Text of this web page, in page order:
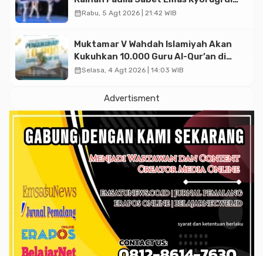
Asian Taekwondo Indonesia Open
calendar_monthRabu, 5 Agt 2026 | 21:42 WIB
Muktamar V Wahdah Islamiyah Akan
Kukuhkan 10.000 Guru Al-Qur’an di
Masjid Istiqlal
calendar_monthSelasa, 4 Agt 2026 | 14:03 WIB
Advertisment